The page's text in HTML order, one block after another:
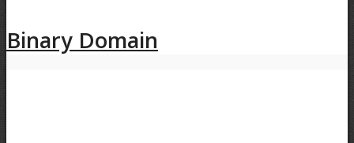
Binary Domain